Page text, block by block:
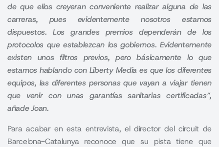
de que ellos creyeran conveniente realizar alguna de las
carreras, pues evidentemente nosotros estamos
dispuestos.Los grandes premios dependerán de los
protocolos que establezcan los gobiernos. Evidentemente
existen unos filtros previos, pero básicamente lo que
estamos hablando con Liberty Media es que los diferentes
equipos, las diferentes personas que vayan a viajar tienen
que venir con unas garantías sanitarias certificadas”,
añade Joan.
Para acabar en esta entrevista, el director del circuit de
Barcelona-Catalunya reconoce que su pista tiene que